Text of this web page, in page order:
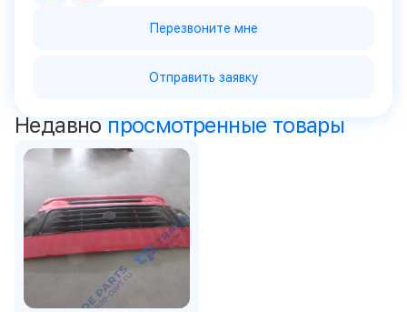
Перезвоните мне
Отправить заявку
Недавно просмотренные товары